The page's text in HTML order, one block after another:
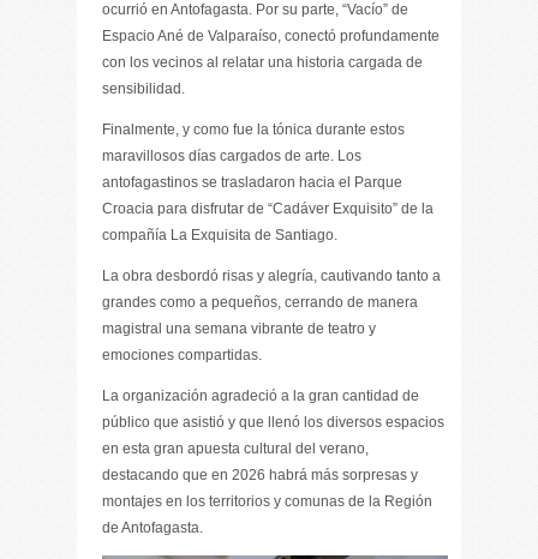
ocurrió en Antofagasta. Por su parte, “Vacío” de
Espacio Ané de Valparaíso, conectó profundamente
con los vecinos al relatar una historia cargada de
sensibilidad.
Finalmente, y como fue la tónica durante estos
maravillosos días cargados de arte. Los
antofagastinos se trasladaron hacia el Parque
Croacia para disfrutar de “Cadáver Exquisito” de la
compañía La Exquisita de Santiago.
La obra desbordó risas y alegría, cautivando tanto a
grandes como a pequeños, cerrando de manera
magistral una semana vibrante de teatro y
emociones compartidas.
La organización agradeció a la gran cantidad de
público que asistió y que llenó los diversos espacios
en esta gran apuesta cultural del verano,
destacando que en 2026 habrá más sorpresas y
montajes en los territorios y comunas de la Región
de Antofagasta.